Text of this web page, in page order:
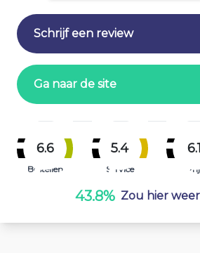
Schrijf een review
Ga naar de site
6.6
Bestellen
5.4
Service
6.1
43.8% Zou hier